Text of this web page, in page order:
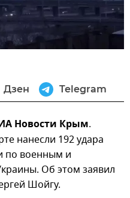
Дзен Telegram
Новости Крым.
нанесли 192 удара
по военным и
Об этом заявил
Шойгу.